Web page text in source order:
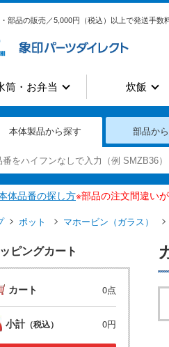
部品の販売／5,000円（税込）以上で発送手数
筒・お弁当 炊飯
本体製品から探す 部品か
体品番の探し方※部品の注文間違い
ポット マホービン（ガラス）
ピングカート
カート 0点
小計 （税込） 0円